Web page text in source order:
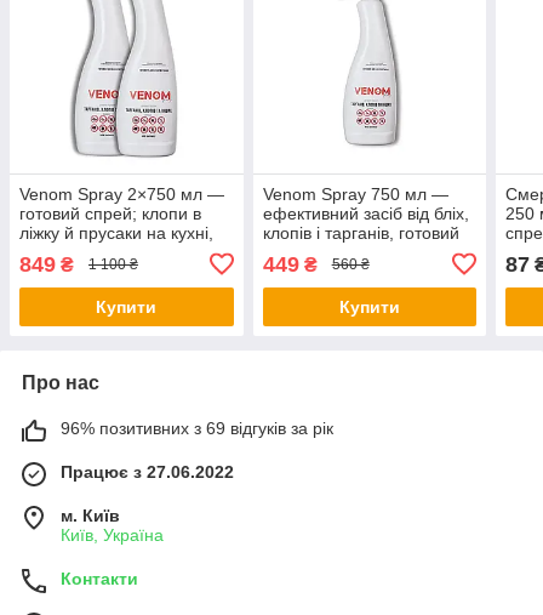
Venom Spray 2×750 мл —
готовий спрей; клопи в
ліжку й прусаки на кухні,
периметральна обробка,
без запаху, швидкий
результат
849 ₴ 1 100 ₴
Купити
Venom Spray 750 мл —
ефективний засіб від бліх,
клопів і тарганів, готовий
до використання (Веном
спрей); швидкий
результат!
449₴ 560 ₴
Купити
250
87
Про нас
96% позитивних з 69 відгуків за рік
Працює з 27.06.2022
м. Київ
Київ, Україна
Контакти